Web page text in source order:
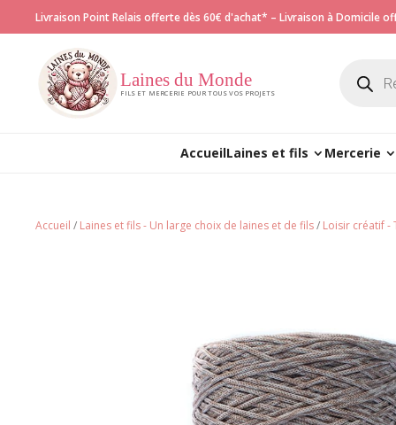
Livraison Point Relais offerte dès 60€ d'achat* – Livraison à Domicile
Laines du Monde
FILS ET MERCERIE POUR TOUS VOS PROJETS produits
AccueilLaines et fils Mercerie
Accueil / Laines et fils - Un large choix de laines et de fils/ Loisir créatif -